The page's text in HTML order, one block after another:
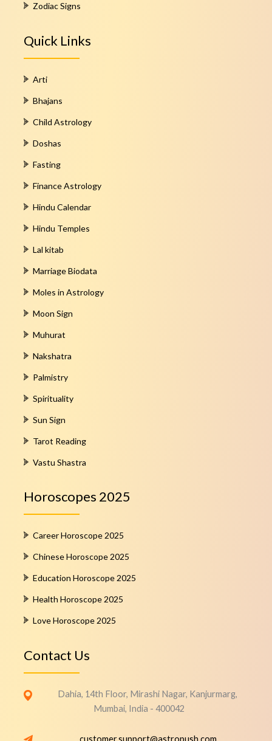
Zodiac Signs
Quick Links
Arti
Bhajans
Child Astrology
Doshas
Fasting
Finance Astrology
Hindu Calendar
Hindu Temples
Lal kitab
Marriage Biodata
Moles in Astrology
Moon Sign
Muhurat
Nakshatra
Palmistry
Spirituality
Sun Sign
Tarot Reading
Vastu Shastra
Horoscopes 2025
Career Horoscope 2025
Chinese Horoscope 2025
Education Horoscope 2025
Health Horoscope 2025
Love Horoscope 2025
Contact Us
Dahia, 14th Floor, Mirashi Nagar, Kanjurmarg,
Mumbai, India - 400042
customer.support@astropush.com